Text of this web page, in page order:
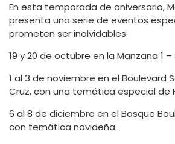
En esta temporada de aniversario,
presenta una serie de eventos
prometen ser inolvidables:
19 y 20 de octubre en la Manzana 1
1 al 3 de noviembre en el Boulevard
Cruz, con una temática especial de
6 al 8 de diciembre en el Bosque
con temática navideña.